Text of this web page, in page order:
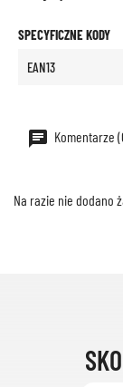
SPECYFICZNE KODY
EAN13
Komentarze
Na razie nie dodano